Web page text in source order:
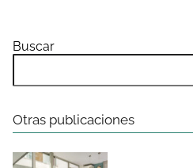
Buscar
Otras publicaciones